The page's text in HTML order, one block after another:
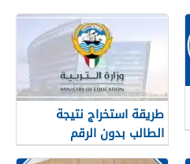
طريقة استخراج نتيجة
الطالب بدون الرقم
التسلسلي في الكويت